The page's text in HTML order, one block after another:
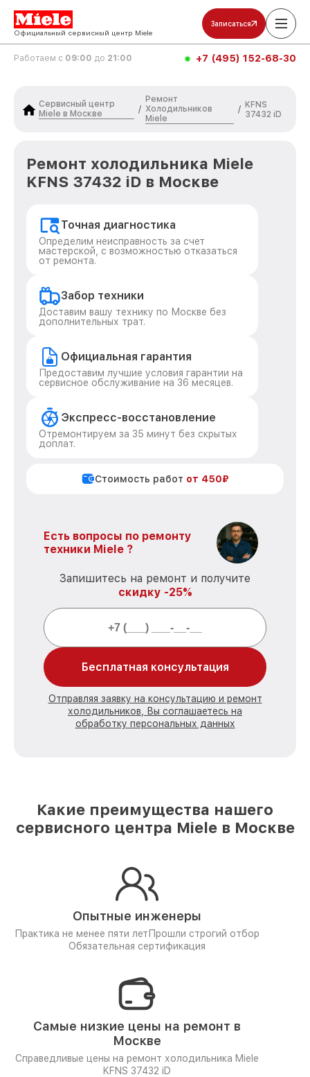
Официальный сервисный центр Miele
Записаться
Работаем с 09:00 до 21:00 +7 (495) 152-68-30
Сервисный центр
Miele в Москве
/
Ремонт
Холодильников
Miele
/ KFNS
37432 iD
Ремонт холодильника Miele
KFNS 37432 iD в Москве
Точная диагностика
Определим неисправность за счет
мастерской, с возможностью отказаться
от ремонта.
Забор техники
Доставим вашу технику по Москве без
дополнительных трат.
Официальная гарантия
Предоставим лучшие условия гарантии на
сервисное обслуживание на 36 месяцев.
Экспресс-восстановление
Отремонтируем за 35 минут без скрытых
доплат.
Стоимость работ от 450₽
Есть вопросы по ремонту
техники Miele ?
Запишитесь на ремонт и получите
скидку -25%
Бесплатная консультация
Отправляя заявку на консультацию и ремонт
холодильников, Вы соглашаетесь на
обработку персональных данных
Какие преимущества нашего
сервисного центра Miele в Москве
Опытные инженеры
Практика не менее пяти лет Прошли строгий отбор
Обязательная сертификация
Самые низкие цены на ремонт в
Москве
Справедливые цены на ремонт холодильника Miele
KFNS 37432 iD